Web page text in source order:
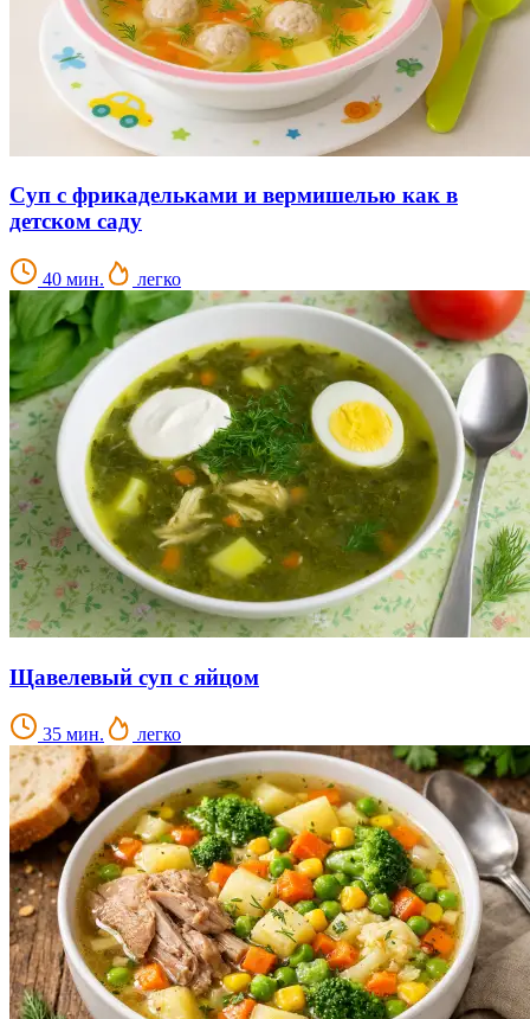
Суп с фрикадельками и вермишелью как в
детском саду
40 мин. легко
Щавелевый суп с яйцом
35 мин. легко